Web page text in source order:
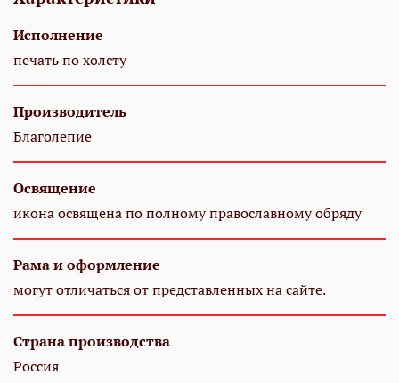
Исполнение
печать по холсту
Производитель
Благолепие
Освящение
икона освящена по полному православному обряду
Рама и оформление
могут отличаться от представленных на сайте.
Страна производства
Россия